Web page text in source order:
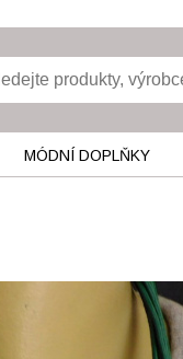
MÓDNÍ DOPLŇKY